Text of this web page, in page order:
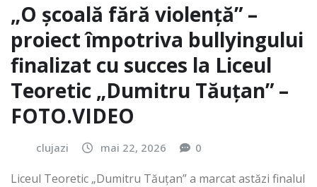
„O școală fără violență” –
proiect împotriva bullyingului
finalizat cu succes la Liceul
Teoretic „Dumitru Tăuțan” –
FOTO.VIDEO
clujazi mai 22, 2026 0
Liceul Teoretic „Dumitru Tăuțan” a marcat astăzi finalul